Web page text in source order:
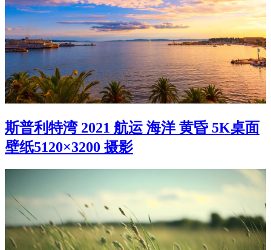
斯普利特湾 2021 航运 海洋 黄昏 5K桌面
壁纸5120×3200 摄影